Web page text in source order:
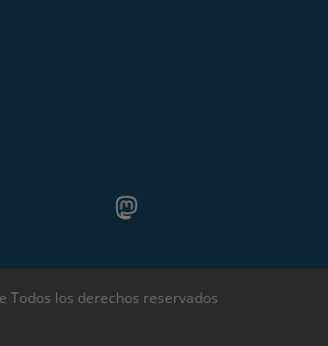
Todos los derechos reservados